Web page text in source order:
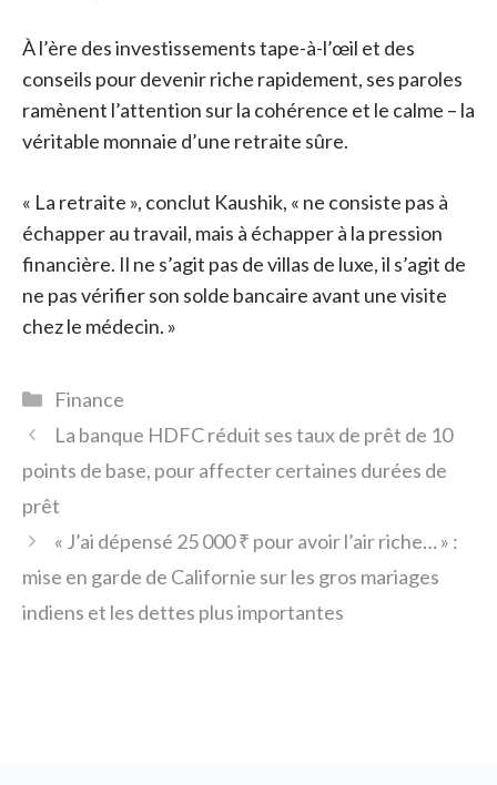
À l’ère des investissements tape-à-l’œil et des
conseils pour devenir riche rapidement, ses paroles
ramènent l’attention sur la cohérence et le calme – la
véritable monnaie d’une retraite sûre.
« La retraite », conclut Kaushik, « ne consiste pas à
échapper au travail, mais à échapper à la pression
financière. Il ne s’agit pas de villas de luxe, il s’agit de
ne pas vérifier son solde bancaire avant une visite
chez le médecin. »
Catégories
Finance
La banque HDFC réduit ses taux de prêt de 10
points de base, pour affecter certaines durées de
prêt
« J’ai dépensé 25 000 ₹ pour avoir l’air riche… » :
mise en garde de Californie sur les gros mariages
indiens et les dettes plus importantes